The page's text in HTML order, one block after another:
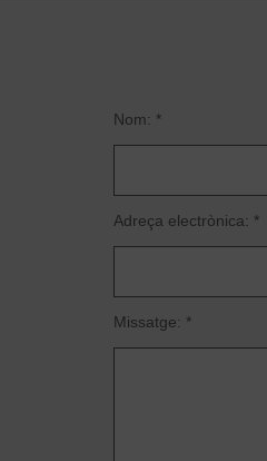
Nom: *
Adreça electrònica: *
Missatge: *